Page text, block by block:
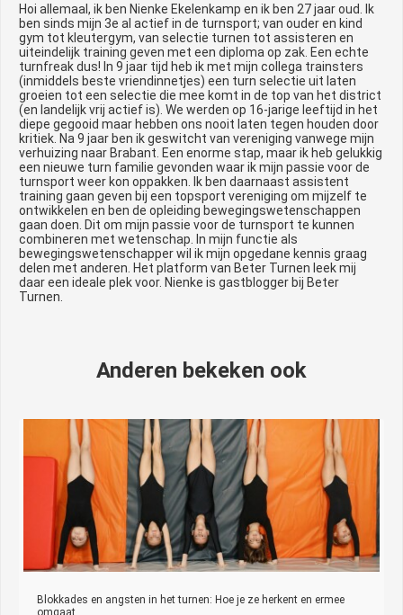
Hoi allemaal, ik ben Nienke Ekelenkamp en ik ben 27 jaar oud. Ik
ben sinds mijn 3e al actief in de turnsport; van ouder en kind
gym tot kleutergym, van selectie turnen tot assisteren en
uiteindelijk training geven met een diploma op zak. Een echte
turnfreak dus! In 9 jaar tijd heb ik met mijn collega trainsters
(inmiddels beste vriendinnetjes) een turn selectie uit laten
groeien tot een selectie die mee komt in de top van het district
(en landelijk vrij actief is). We werden op 16-jarige leeftijd in het
diepe gegooid maar hebben ons nooit laten tegen houden door
kritiek. Na 9 jaar ben ik geswitcht van vereniging vanwege mijn
verhuizing naar Brabant. Een enorme stap, maar ik heb gelukkig
een nieuwe turn familie gevonden waar ik mijn passie voor de
turnsport weer kon oppakken. Ik ben daarnaast assistent
training gaan geven bij een topsport vereniging om mijzelf te
ontwikkelen en ben de opleiding bewegingswetenschappen
gaan doen. Dit om mijn passie voor de turnsport te kunnen
combineren met wetenschap. In mijn functie als
bewegingswetenschapper wil ik mijn opgedane kennis graag
delen met anderen. Het platform van Beter Turnen leek mij
daar een ideale plek voor. Nienke is gastblogger bij Beter
Turnen.
Anderen bekeken ook
Blokkades en angsten in het turnen: Hoe je ze herkent en ermee
omgaat